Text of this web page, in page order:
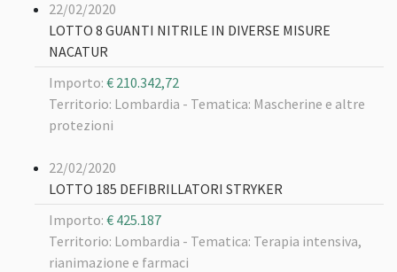
22/02/2020
LOTTO 8 GUANTI NITRILE IN DIVERSE MISURE
NACATUR
Importo: € 210.342,72
Territorio: Lombardia - Tematica: Mascherine e altre
protezioni
22/02/2020
LOTTO 185 DEFIBRILLATORI STRYKER
Importo: € 425.187
Territorio: Lombardia - Tematica: Terapia intensiva,
rianimazione e farmaci